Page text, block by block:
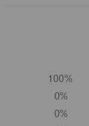
100%
0%
0%